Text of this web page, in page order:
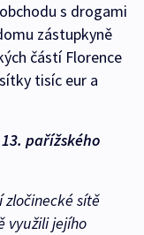
s drogami
zástupkyně
částí Florence
tisíc eur a
pařížského
zločinecké sítě
využili jejího